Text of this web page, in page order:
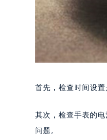
首先，检查时间设
其次，检查手表的
问题。